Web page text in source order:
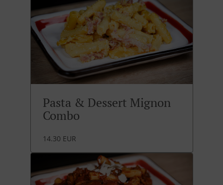
Pasta & Dessert Mignon
Combo
14.30 EUR